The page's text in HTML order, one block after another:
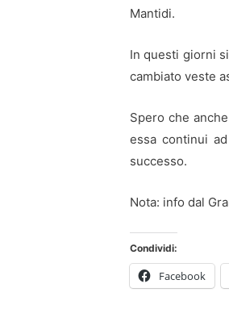
Mantidi.
In questi giorni
cambiato veste
Spero che
essa continui
successo.
Nota: info dal
Condividi:
Facebook